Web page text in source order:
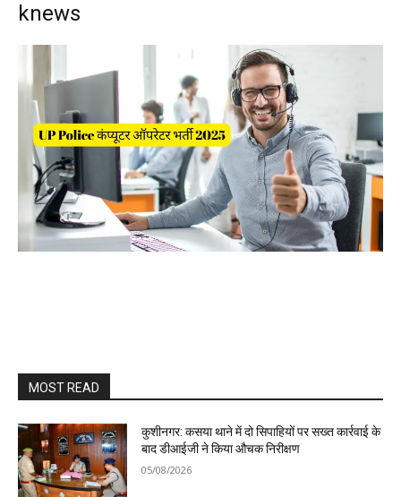
knews
MOST READ
कुशीनगर: कसया थाने में दो सिपाहियों पर सख्त कार्रवाई के
बाद डीआईजी ने किया औचक निरीक्षण
05/08/2026